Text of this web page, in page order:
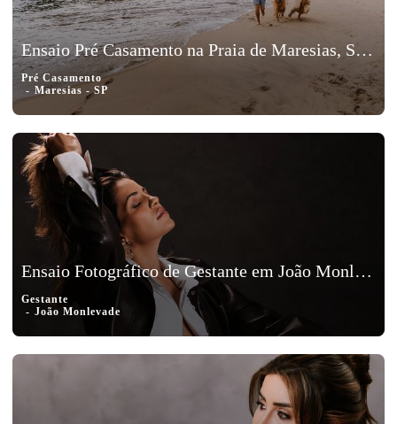
Ensaio Pré Casamento na Praia de Maresias, São Paulo | Erika e Rodrigo
Pré Casamento
Maresias - SP
Ensaio Fotográfico de Gestante em João Monlevade, Minas Gerais – Sarah, Mateus, Malu e Luna
Gestante
João Monlevade